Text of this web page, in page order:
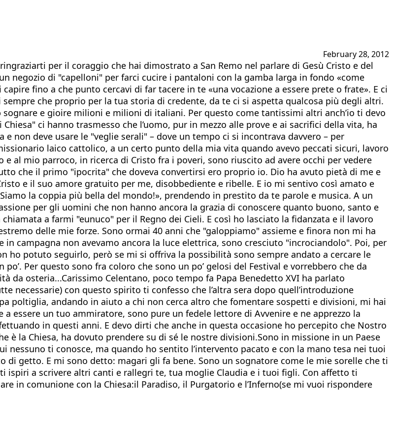
February 28, 2012
per il coraggio che hai dimostrato a San Remo nel parlare di Gesù Cristo e del
negozio di "capelloni" per farci cucire i pantaloni con la gamba larga in fondo «come
fino a che punto cercavi di far tacere in te «una vocazione a essere prete o frate». E ci
che proprio per la tua storia di credente, da te ci si aspetta qualcosa più degli altri.
e gioire milioni e milioni di italiani. Per questo come tantissimi altri anch’io ti devo
ci hanno trasmesso che l’uomo, pur in mezzo alle prove e ai sacrifici della vita, ha
e non deve usare le "veglie serali" – dove un tempo ci si incontrava davvero – per
laico cattolico, a un certo punto della mia vita quando avevo peccati sicuri, lavoro
al mio parroco, in ricerca di Cristo fra i poveri, sono riuscito ad avere occhi per vedere
che il primo "ipocrita" che doveva convertirsi ero proprio io. Dio ha avuto pietà di me e
e il suo amore gratuito per me, disobbediente e ribelle. E io mi sentivo così amato e
la coppia più bella del mondo!», prendendo in prestito da te parole e musica. A un
per gli uomini che non hanno ancora la grazia di conoscere quanto buono, santo e
a farmi "eunuco" per il Regno dei Cieli. E così ho lasciato la fidanzata e il lavoro
delle mie forze. Sono ormai 40 anni che "galoppiamo" assieme e finora non mi ha
in campagna non avevamo ancora la luce elettrica, sono cresciuto "incrociandolo". Poi, per
potuto seguirlo, però se mi si offriva la possibilità sono sempre andato a cercare le
Per questo sono fra coloro che sono un po’ gelosi del Festival e vorrebbero che da
osteria...Carissimo Celentano, poco tempo fa Papa Benedetto XVI ha parlato
necessarie) con questo spirito ti confesso che l’altra sera dopo quell’introduzione
poltiglia, andando in aiuto a chi non cerca altro che fomentare sospetti e divisioni, mi hai
essere un tuo ammiratore, sono pure un fedele lettore di Avvenire e ne apprezzo la
in questi anni. E devo dirti che anche in questa occasione ho percepito che Nostro
è la Chiesa, ha dovuto prendere su di sé le nostre divisioni.Sono in missione in un Paese
nessuno ti conosce, ma quando ho sentito l’intervento pacato e con la mano tesa nei tuoi
getto. E mi sono detto: magari gli fa bene. Sono un sognatore come le mie sorelle che ti
ispiri a scrivere altri canti e rallegri te, tua moglie Claudia e i tuoi figli. Con affetto ti
in comunione con la Chiesa:il Paradiso, il Purgatorio e l’Inferno(se mi vuoi rispondere